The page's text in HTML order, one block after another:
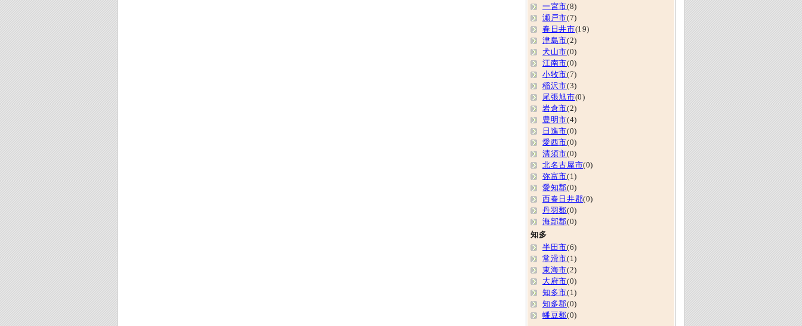
一宮市(8)
瀬戸市(7)
春日井市(19)
津島市(2)
犬山市(0)
江南市(0)
小牧市(7)
稲沢市(3)
尾張旭市(0)
岩倉市(2)
豊明市(4)
日進市(0)
愛西市(0)
清須市(0)
北名古屋市(0)
弥富市(1)
愛知郡(0)
西春日井郡(0)
丹羽郡(0)
海部郡(0)
知多
半田市(6)
常滑市(1)
東海市(2)
大府市(0)
知多市(1)
知多郡(0)
幡豆郡(0)